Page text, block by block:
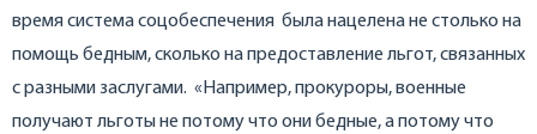
время система соцобеспечения была нацелена не столько на
помощь бедным, сколько на предоставление льгот, связанных
с разными заслугами. «Например, прокуроры, военные
получают льготы не потому что они бедные, а потому что